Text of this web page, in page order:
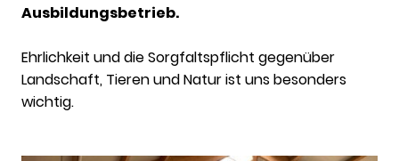
Ausbildungsbetrieb.
Ehrlichkeit und die Sorgfaltspflicht gegenüber
Landschaft, Tieren und Natur ist uns besonders
wichtig.